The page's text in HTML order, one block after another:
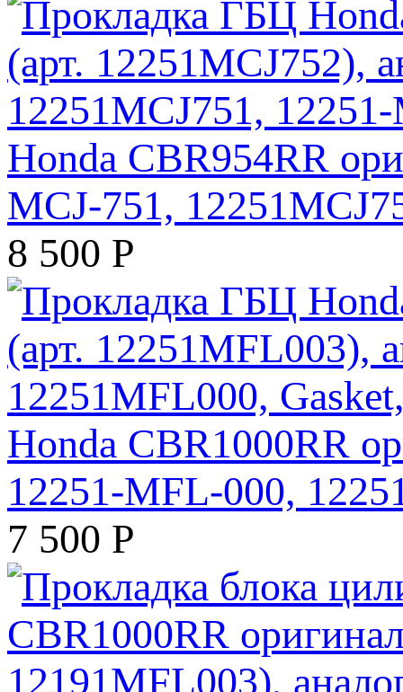
Honda CBR954RR
MCJ-751,
8 500 Р
Honda CBR1000RR
12251-MFL-000,
7 500 Р